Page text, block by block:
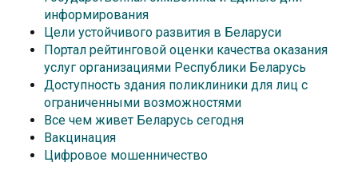
информирования
Цели устойчивого развития в Беларуси
Портал рейтинговой оценки качества оказания
услуг организациями Республики Беларусь
Доступность здания поликлиники для лиц с
ограниченными возможностями
Все чем живет Беларусь сегодня
Вакцинация
Цифровое мошенничество